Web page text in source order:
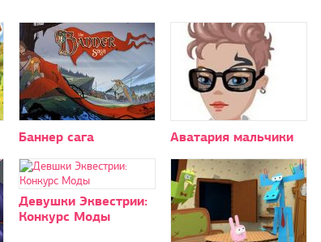
Баннер сага Аватария мальчики
Девушки Эквестрии:
Конкурс Моды